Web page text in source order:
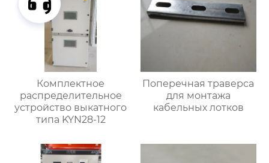
Комплектное
распределительное
устройство выкатного
типа KYN28-12
Поперечная траверса
для монтажа
кабельных лотков